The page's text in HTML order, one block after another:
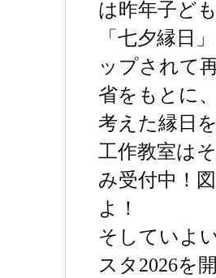
は昨年子ど
「七夕縁日
ップされて
省をもとに
考えた縁日
工作教室は
み受付中！
よ！
そしていよ
スタ2026を